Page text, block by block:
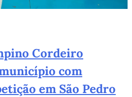
Cordeiro
com
em São Pedro